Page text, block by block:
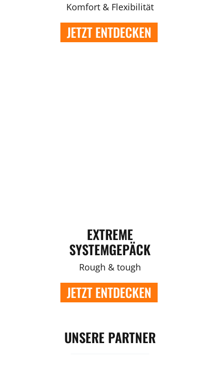
Komfort & Flexibilität
JETZT ENTDECKEN
EXTREME
SYSTEMGEPÄCK
Rough & tough
JETZT ENTDECKEN
UNSERE PARTNER